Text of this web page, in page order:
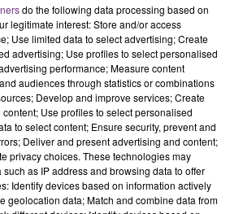
FAIT ÇA, MOI L'ANNÉE
VENDANGE EN...
Champagne a débuté ce jeudi 6
do the following data processing based on
legitimate interest: Store and/or access
Use limited data to select advertising; Create
advertising; Use profiles to select personalised
performance; Measure content
audiences through statistics or combinations
Develop and improve services; Create
Use profiles to select personalised
to select content; Ensure security, prevent and
Deliver and present advertising and content;
privacy choices. These technologies may
as IP address and browsing data to offer
Identify devices based on information actively
geolocation data; Match and combine data from